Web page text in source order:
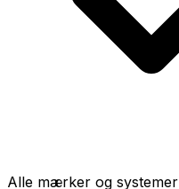
Alle mærker og systemer